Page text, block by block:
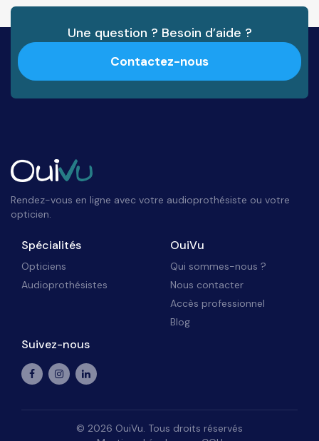
Une question ? Besoin d’aide ?
Contactez-nous
Rendez-vous en ligne avec votre audioprothésiste ou votre
opticien.
Spécialités
Opticiens
Audioprothésistes
OuiVu
Qui sommes-nous ?
Nous contacter
Accès professionnel
Blog
Suivez-nous
© 2026 OuiVu. Tous droits réservés